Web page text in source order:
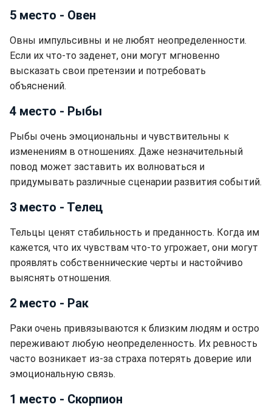
5 место - Овен
Овны импульсивны и не любят неопределенности.
Если их что-то заденет, они могут мгновенно
высказать свои претензии и потребовать
объяснений.
4 место - Рыбы
Рыбы очень эмоциональны и чувствительны к
изменениям в отношениях. Даже незначительный
повод может заставить их волноваться и
придумывать различные сценарии развития событий.
3 место - Телец
Тельцы ценят стабильность и преданность. Когда им
кажется, что их чувствам что-то угрожает, они могут
проявлять собственнические черты и настойчиво
выяснять отношения.
2 место - Рак
Раки очень привязываются к близким людям и остро
переживают любую неопределенность. Их ревность
часто возникает из-за страха потерять доверие или
эмоциональную связь.
1 место - Скорпион